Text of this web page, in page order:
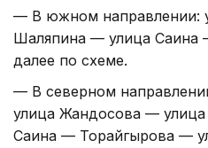
— В южном направлении:
Шаляпина — улица
далее по схеме.
— В северном
улица Жандосова —
Саина — Торайгырова —